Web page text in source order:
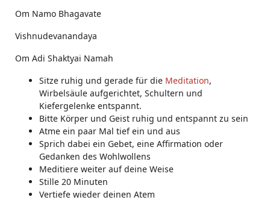
Om Namo Bhagavate
Vishnudevanandaya
Om Adi Shaktyai Namah
Sitze ruhig und gerade für die Meditation,
Wirbelsäule aufgerichtet, Schultern und
Kiefergelenke entspannt.
Bitte Körper und Geist ruhig und entspannt zu sein
Atme ein paar Mal tief ein und aus
Sprich dabei ein Gebet, eine Affirmation oder
Gedanken des Wohlwollens
Meditiere weiter auf deine Weise
Stille 20 Minuten
Vertiefe wieder deinen Atem